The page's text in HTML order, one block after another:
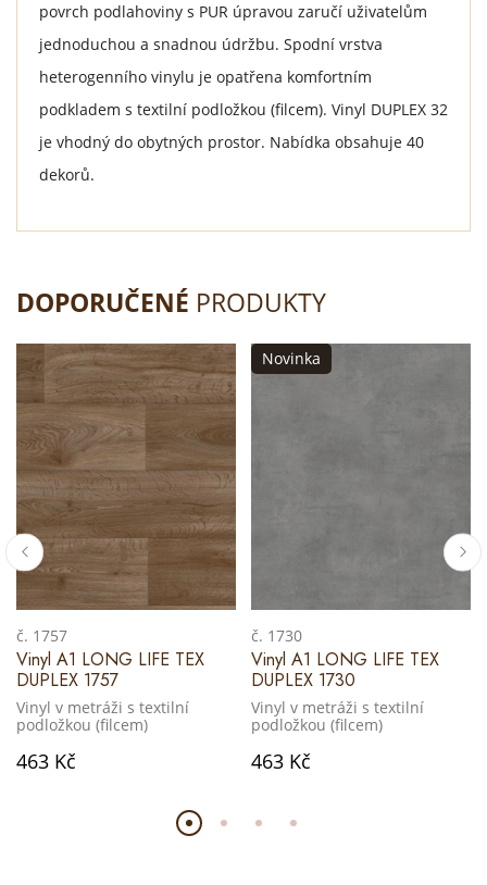
povrch podlahoviny s PUR úpravou zaručí uživatelům
jednoduchou a snadnou údržbu. Spodní vrstva
heterogenního vinylu je opatřena komfortním
podkladem s textilní podložkou (filcem). Vinyl DUPLEX 32
je vhodný do obytných prostor. Nabídka obsahuje 40
dekorů.
DOPORUČENÉ PRODUKTY
č. 1757
Vinyl A1 LONG LIFE TEX
DUPLEX 1757
Vinyl v metráži s textilní
podložkou (filcem)
463 Kč
Novinka
č. 1730
Vinyl A1 LONG LIFE TEX
DUPLEX 1730
Vinyl v metráži s textilní
podložkou (filcem)
463 Kč